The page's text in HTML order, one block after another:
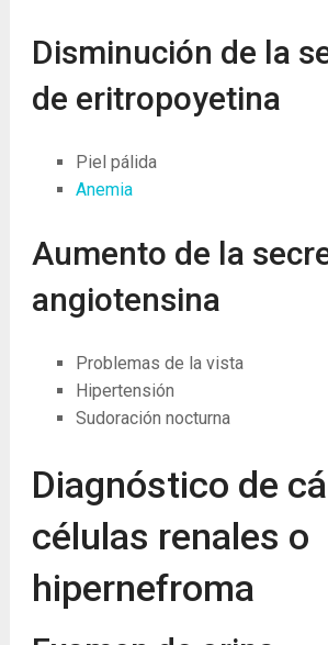
Disminución de la
de eritropoyetina
Piel pálida
Anemia
Aumento de la
angiotensina
Problemas de la vista
Hipertensión
Sudoración nocturna
Diagnóstico de
células renales o
hipernefroma